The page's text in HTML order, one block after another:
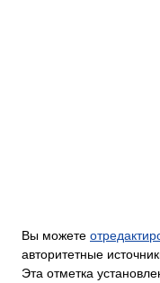
Вы можете
авторитетные
Эта отметка